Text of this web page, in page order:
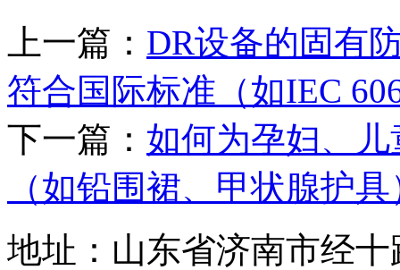
上一篇： DR设备的固有
符合国际标准（如IEC
下一篇： 如何为孕妇、
（如铅围裙、甲状腺护
地址：山东省济南市经